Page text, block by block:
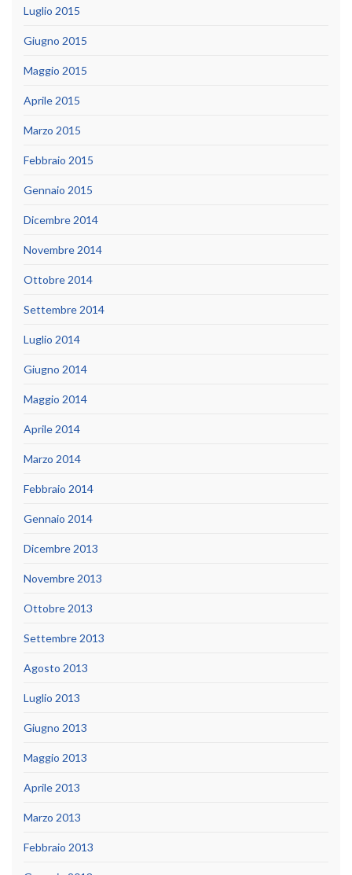
Luglio 2015
Giugno 2015
Maggio 2015
Aprile 2015
Marzo 2015
Febbraio 2015
Gennaio 2015
Dicembre 2014
Novembre 2014
Ottobre 2014
Settembre 2014
Luglio 2014
Giugno 2014
Maggio 2014
Aprile 2014
Marzo 2014
Febbraio 2014
Gennaio 2014
Dicembre 2013
Novembre 2013
Ottobre 2013
Settembre 2013
Agosto 2013
Luglio 2013
Giugno 2013
Maggio 2013
Aprile 2013
Marzo 2013
Febbraio 2013